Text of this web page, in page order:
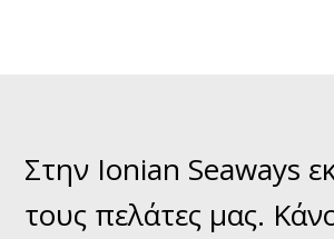
Στην Ionian Seaways
τους πελάτες μας.